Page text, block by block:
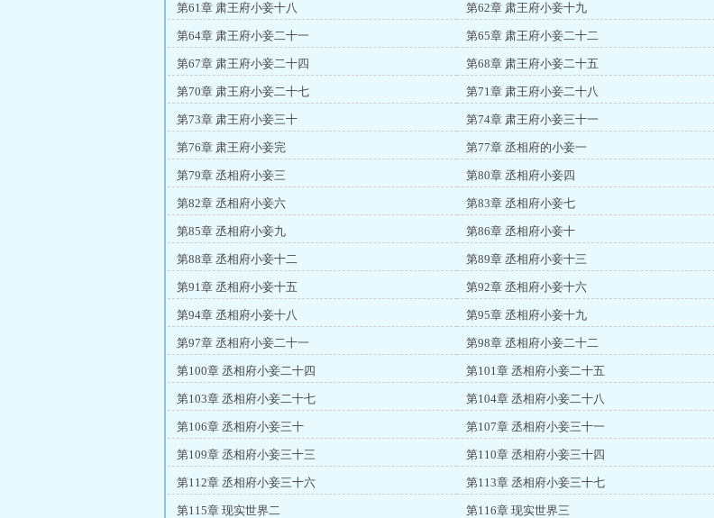
第61章 肃王府小妾十八 第62章 肃王府小妾十九
第64章 肃王府小妾二十一 第65章 肃王府小妾二十二
第67章 肃王府小妾二十四 第68章 肃王府小妾二十五
第70章 肃王府小妾二十七 第71章 肃王府小妾二十八
第73章 肃王府小妾三十 第74章 肃王府小妾三十一
第76章 肃王府小妾完 第77章 丞相府的小妾一
第79章 丞相府小妾三 第80章 丞相府小妾四
第82章 丞相府小妾六 第83章 丞相府小妾七
第85章 丞相府小妾九 第86章 丞相府小妾十
第88章 丞相府小妾十二 第89章 丞相府小妾十三
第91章 丞相府小妾十五 第92章 丞相府小妾十六
第94章 丞相府小妾十八 第95章 丞相府小妾十九
第97章 丞相府小妾二十一 第98章 丞相府小妾二十二
第100章 丞相府小妾二十四 第101章 丞相府小妾二十五
第103章 丞相府小妾二十七 第104章 丞相府小妾二十八
第106章 丞相府小妾三十 第107章 丞相府小妾三十一
第109章 丞相府小妾三十三 第110章 丞相府小妾三十四
第112章 丞相府小妾三十六 第113章 丞相府小妾三十七
第115章 现实世界二 第116章 现实世界三